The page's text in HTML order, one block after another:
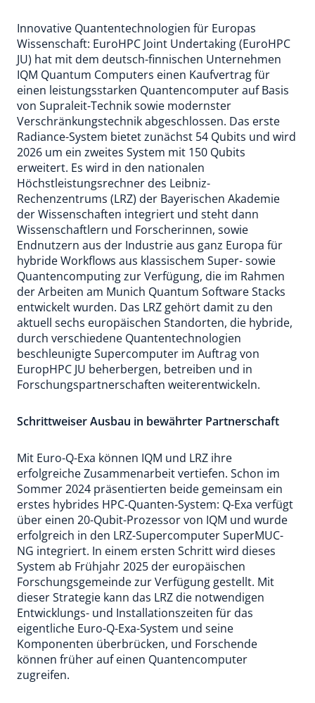
Innovative Quantentechnologien für Europas
Wissenschaft: EuroHPC Joint Undertaking (EuroHPC
JU) hat mit dem deutsch-finnischen Unternehmen
IQM Quantum Computers einen Kaufvertrag für
einen leistungsstarken Quantencomputer auf Basis
von Supraleit-Technik sowie modernster
Verschränkungstechnik abgeschlossen. Das erste
Radiance-System bietet zunächst 54 Qubits und wird
2026 um ein zweites System mit 150 Qubits
erweitert. Es wird in den nationalen
Höchstleistungsrechner des Leibniz-
Rechenzentrums (LRZ) der Bayerischen Akademie
der Wissenschaften integriert und steht dann
Wissenschaftlern und Forscherinnen, sowie
Endnutzern aus der Industrie aus ganz Europa für
hybride Workflows aus klassischem Super- sowie
Quantencomputing zur Verfügung, die im Rahmen
der Arbeiten am Munich Quantum Software Stacks
entwickelt wurden. Das LRZ gehört damit zu den
aktuell sechs europäischen Standorten, die hybride,
durch verschiedene Quantentechnologien
beschleunigte Supercomputer im Auftrag von
EuropHPC JU beherbergen, betreiben und in
Forschungspartnerschaften weiterentwickeln.
Schrittweiser Ausbau in bewährter Partnerschaft
Mit Euro-Q-Exa können IQM und LRZ ihre
erfolgreiche Zusammenarbeit vertiefen. Schon im
Sommer 2024 präsentierten beide gemeinsam ein
erstes hybrides HPC-Quanten-System: Q-Exa verfügt
über einen 20-Qubit-Prozessor von IQM und wurde
erfolgreich in den LRZ-Supercomputer SuperMUC-
NG integriert. In einem ersten Schritt wird dieses
System ab Frühjahr 2025 der europäischen
Forschungsgemeinde zur Verfügung gestellt. Mit
dieser Strategie kann das LRZ die notwendigen
Entwicklungs- und Installationszeiten für das
eigentliche Euro-Q-Exa-System und seine
Komponenten überbrücken, und Forschende
können früher auf einen Quantencomputer
zugreifen.